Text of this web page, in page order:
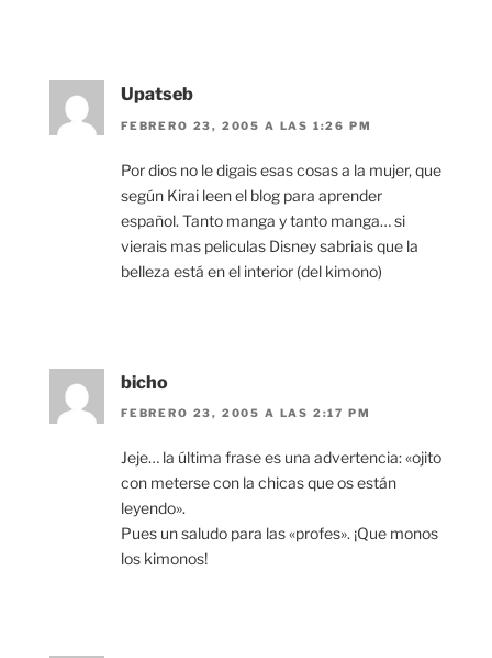
Upatseb
FEBRERO 23, 2005 A LAS 1:26 PM
Por dios no le digais esas cosas a la mujer, que
según Kirai leen el blog para aprender
español. Tanto manga y tanto manga… si
vierais mas peliculas Disney sabriais que la
belleza está en el interior (del kimono)
bicho
FEBRERO 23, 2005 A LAS 2:17 PM
Jeje… la última frase es una advertencia: «ojito
con meterse con la chicas que os están
leyendo».
Pues un saludo para las «profes». ¡Que monos
los kimonos!